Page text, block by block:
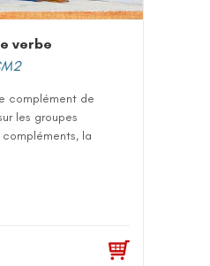
verbe
complément de
les groupes
la